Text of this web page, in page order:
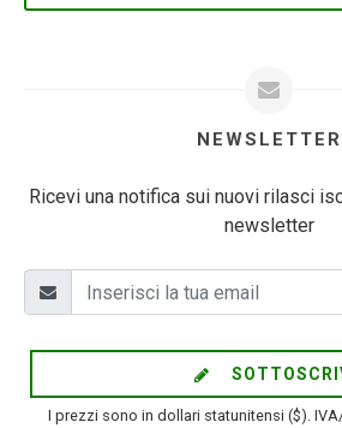
NEWSLETTER
Ricevi una notifica sui nuovi rilasci
newsletter
I prezzi sono in dollari statunitensi ($).